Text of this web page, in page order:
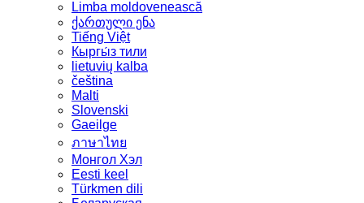
Limba moldovenească
ქართული ენა
Tiếng Việt
Кыргы́з тили
lietuvių kalba
čeština
Malti
Slovenski
Gaeilge
ภาษาไทย
Монгол Хэл
Eesti keel
Türkmen dili